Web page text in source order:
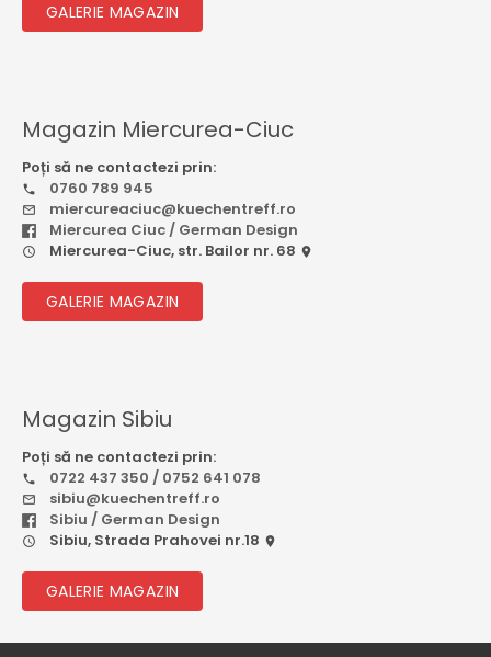
GALERIE MAGAZIN
Magazin Miercurea-Ciuc
Poți să ne contactezi prin:
0760 789 945
miercureaciuc@kuechentreff.ro
Miercurea Ciuc / German Design
Miercurea-Ciuc, str. Bailor nr. 68
GALERIE MAGAZIN
Magazin Sibiu
Poți să ne contactezi prin:
0722 437 350 / 0752 641 078
sibiu@kuechentreff.ro
Sibiu / German Design
Sibiu, Strada Prahovei nr.18
GALERIE MAGAZIN